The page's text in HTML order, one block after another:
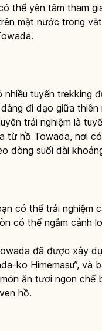
thể yên tâm tham
mặt nước trong
nhiều tuyến trekking
đi dạo giữa thiên
trải nghiệm là
từ hồ Towada, nơi
dòng suối dài
có thể trải nghiệm
có thể ngắm cảnh
đã được xây
ko Himemasu”, và
ăn tươi ngon chế
hồ.